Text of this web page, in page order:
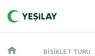
BISIKLET TURU